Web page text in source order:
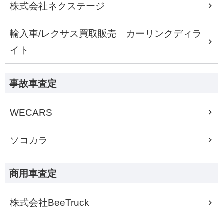
株式会社ネクステージ
輸入車/レクサス買取販売 カーリンクディラ
イト
事故車査定
WECARS
ソコカラ
商用車査定
株式会社BeeTruck